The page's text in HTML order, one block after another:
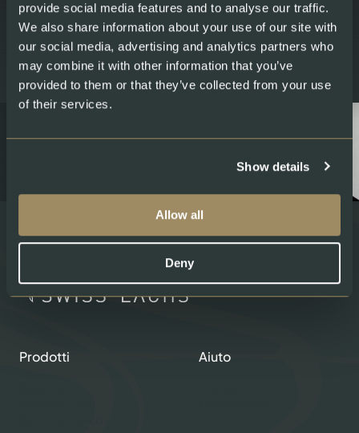
provide social media features and to analyse our traffic.
We also share information about your use of our site with
our social media, advertising and analytics partners who
may combine it with other information that you’ve
provided to them or that they’ve collected from your use
of their services.
Show details
Allow all
Deny
Email
Prodotti Aiuto